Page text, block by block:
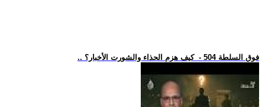
.. فوق السلطة 504 - كيف هزم الحذاء والشورت الأخبار؟